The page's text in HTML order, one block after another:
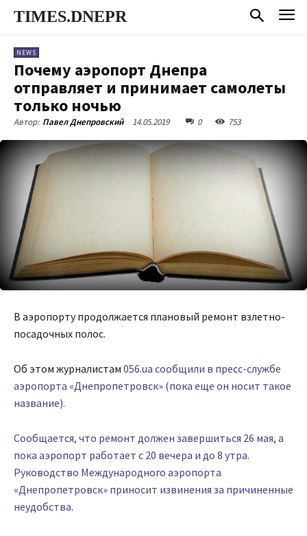
TIMES.DNEPR
NEWS
Почему аэропорт Днепра
отправляет и принимает самолеты
только ночью
Автор: Павел Днепровский 14.05.2019 0 753
В аэропорту продолжается плановый ремонт взлетно-
посадочных полос.
Об этом журналистам 056.ua сообщили в пресс-службе
аэропорта «Днепропетровск» (пока еще он носит такое
название).
Сообщается, что ремонт должен завершиться 26 мая, а
пока аэропорт работает с 20 вечера и до 8 утра.
Руководство Международного аэропорта
«Днепропетровск» приносит извинения за причиненные
неудобства.